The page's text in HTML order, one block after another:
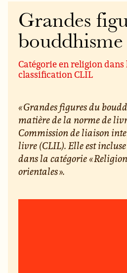
Grandes
bouddhisme
Catégorie en religion dans
classification CLIL
« Grandes figures du
matière de la norme de
Commission de liaison
livre (CLIL). Elle est
dans la catégorie «
orientales ».